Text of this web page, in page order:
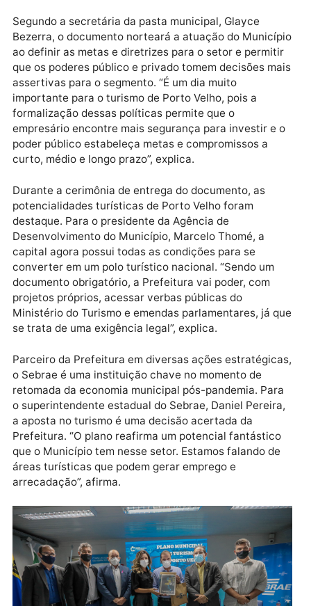
O Plano foi elaborado pelo Serviço Brasileiro de
às Micro e Pequenas Empresas (Sebrae), em
com a Secretaria de Indústria, Comércio, Turismo e
Trabalho (Semdestur), através do Departamento de
Fomento ao Turismo (Defotur).
Segundo a secretária da pasta municipal, Glayce
Bezerra, o documento norteará a atuação do
ao definir as metas e diretrizes para o setor e
assertivas para o segmento. “É um dia muito
importante para o turismo de Porto Velho, pois a
formalização dessas políticas permite que o
empresário encontre mais segurança para investir e
poder público estabeleça metas e compromissos a
curto, médio e longo prazo”, explica.
Durante a cerimônia de entrega do documento, as
potencialidades turísticas de Porto Velho foram
destaque. Para o presidente da Agência de
Desenvolvimento do Município, Marcelo Thomé, a
capital agora possui todas as condições para se
converter em um polo turístico nacional. “Sendo um
documento obrigatório, a Prefeitura vai poder, com
projetos próprios, acessar verbas públicas do
Ministério do Turismo e emendas parlamentares, já
se trata de uma exigência legal”, explica.
Parceiro da Prefeitura em diversas ações
o Sebrae é uma instituição chave no momento de
retomada da economia municipal pós-pandemia.
o superintendente estadual do Sebrae, Daniel
a aposta no turismo é uma decisão acertada da
Prefeitura. “O plano reafirma um potencial